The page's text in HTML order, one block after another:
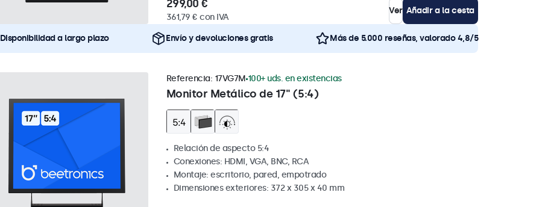
299,00 €
361,79 € con IVA
Ver Añadir a la cesta
Disponibilidad a largo plazo Envío y devoluciones gratis Más de 5.000 reseñas, valorado 4,8/5
Monitor Metálico de 17" (5:4)
Referencia: 17VG7M 100+ uds. en existencias
Relación de aspecto 5:4
Conexiones: HDMI, VGA, BNC, RCA
Montaje: escritorio, pared, empotrado
Dimensiones exteriores: 372 x 305 x 40 mm